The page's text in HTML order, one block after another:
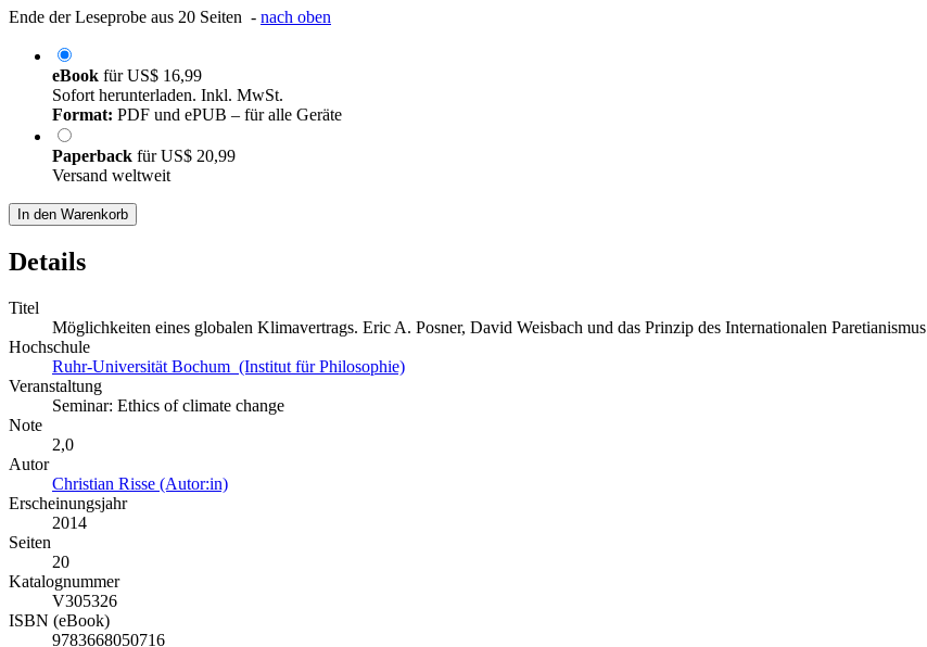
Ende der Leseprobe aus 20 Seiten - nach oben
eBook fürUS$ 16,99
Sofort herunterladen. Inkl. MwSt.
Format: PDF und ePUB – für alle Geräte
Paperback fürUS$ 20,99
Versand weltweit
In den Warenkorb
Details
Titel
Möglichkeiten eines globalen Klimavertrags. Eric A. Posner, David Weisbach und das Prinzip des Internationalen Paretianismus
Hochschule
Ruhr-Universität Bochum (Institut für Philosophie)
Veranstaltung
Seminar: Ethics of climate change
Note
2,0
Autor
Christian Risse (Autor:in)
Erscheinungsjahr
2014
Seiten
20
Katalognummer
V305326
ISBN (eBook)
9783668050716